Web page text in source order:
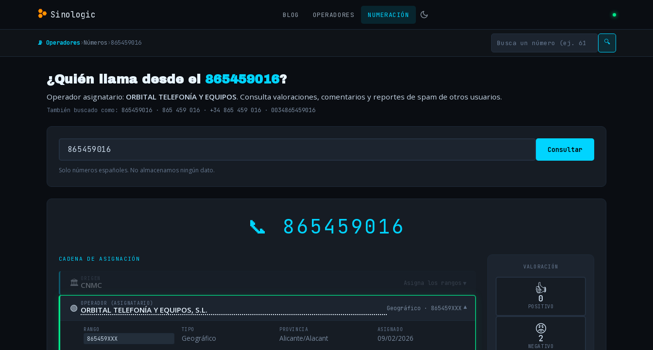
Sinologic BLOG OPERADORES NUMERACIÓN
📡 Operadores›Números›865459016 🔍
¿Quién llama desde el 865459016?
Operador asignatario: ORBITAL TELEFONÍA Y EQUIPOS. Consulta valoraciones, comentarios y reportes de spam de otros usuarios.
También buscado como: 865459016 · 865 459 016 · +34 865 459 016 · 0034865459016
Consultar
Solo números españoles. No almacenamos ningún dato.
📞 865459016
CADENA DE ASIGNACIÓN
🏛 ORIGEN
CNMC Asigna los rangos ▾
🟢 OPERADOR (ASIGNATARIO)
ORBITAL TELEFONÍA Y EQUIPOS, S.L. Geográfico · 865459XXX ▾
RANGO
865459XXX
TIPO
Geográfico
PROVINCIA
Alicante/Alacant
ASIGNADO
09/02/2026
VALORACIÓN
👍
0
POSITIVO
😡
2
NEGATIVO